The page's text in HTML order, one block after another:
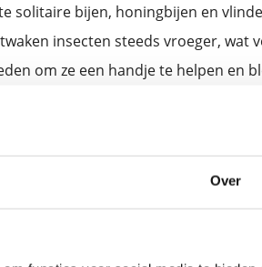
Over
solitaire bijen, honingbijen en
insecten steeds vroeger, wat
om ze een handje te helpen en
tussen half oktober en
gezond naar boven komen en
en andere vroege bestuivers te